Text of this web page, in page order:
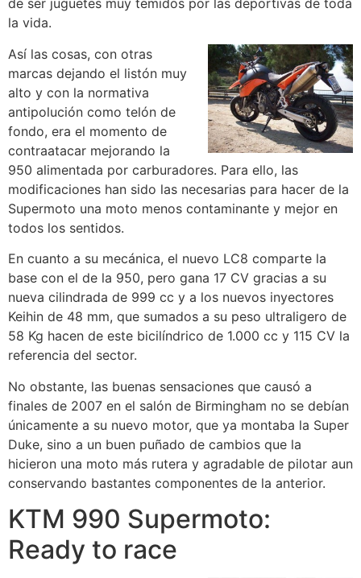
de ser juguetes muy temidos por las deportivas de toda
la vida.
Así las cosas, con otras
marcas dejando el listón muy
alto y con la normativa
antipolución como telón de
fondo, era el momento de
contraatacar mejorando la
950 alimentada por carburadores. Para ello, las
modificaciones han sido las necesarias para hacer de la
Supermoto una moto menos contaminante y mejor en
todos los sentidos.
En cuanto a su mecánica, el nuevo LC8 comparte la
base con el de la 950, pero gana 17 CV gracias a su
nueva cilindrada de 999 cc y a los nuevos inyectores
Keihin de 48 mm, que sumados a su peso ultraligero de
58 Kg hacen de este bicilíndrico de 1.000 cc y 115 CV la
referencia del sector.
No obstante, las buenas sensaciones que causó a
finales de 2007 en el salón de Birmingham no se debían
únicamente a su nuevo motor, que ya montaba la Super
Duke, sino a un buen puñado de cambios que la
hicieron una moto más rutera y agradable de pilotar aun
conservando bastantes componentes de la anterior.
KTM 990 Supermoto:
Ready to race